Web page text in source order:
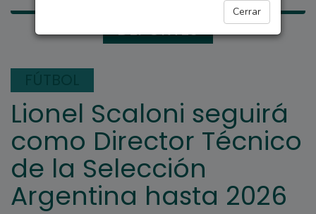
Cerrar
DEPORTES
Lionel Scaloni seguirá
como Director Técnico
de la Selección
Argentina hasta 2026